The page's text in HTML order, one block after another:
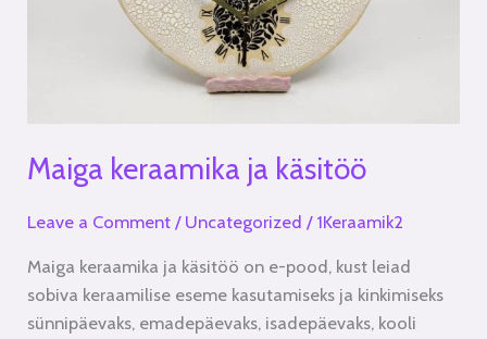
Maiga keraamika ja käsitöö
Leave a Comment / Uncategorized / 1Keraamik2
Maiga keraamika ja käsitöö on e-pood, kust leiad
sobiva keraamilise eseme kasutamiseks ja kinkimiseks
sünnipäevaks, emadepäevaks, isadepäevaks, kooli